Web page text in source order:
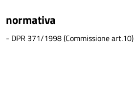
normativa
- DPR 371/1998 (Commissione art.10)